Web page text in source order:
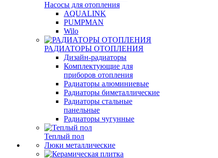
Насосы для отопления
AQUALINK
PUMPMAN
Wilo
РАДИАТОРЫ ОТОПЛЕНИЯ
Дизайн-радиаторы
Комплектующие для
приборов отопления
Радиаторы алюминиевые
Радиаторы биметаллические
Радиаторы стальные
панельные
Радиаторы чугунные
Теплый пол
Люки металлические